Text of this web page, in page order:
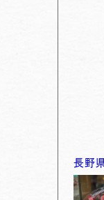
長野